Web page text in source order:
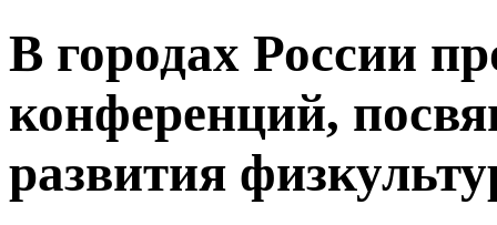
В городах России
конференций,
развития